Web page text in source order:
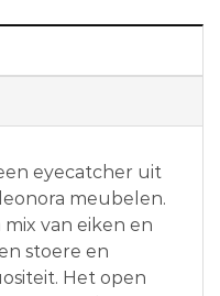
eyecatcher uit
meubelen.
mix van eiken en
stoere en
Het open